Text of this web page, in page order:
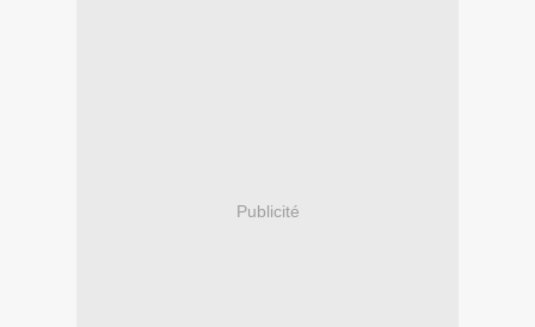
Publicité